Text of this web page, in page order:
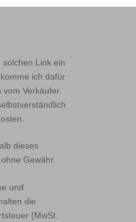
Link ein
ich dafür
Verkäufer.
dieses
Gewähr.
und
die
(MwSt.